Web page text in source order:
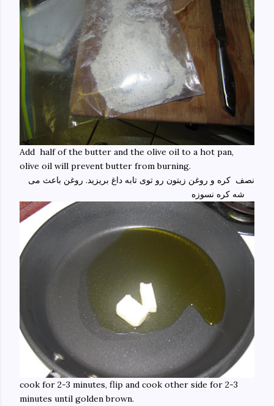
Add half of the butter and the olive oil to a hot pan,
olive oil will prevent butter from burning.
نصف کره و روغن زیتون رو توی تابه داغ بریزید. روغن باعث می
cook for 2-3 minutes, flip and cook other side for 2-3
minutes until golden brown.